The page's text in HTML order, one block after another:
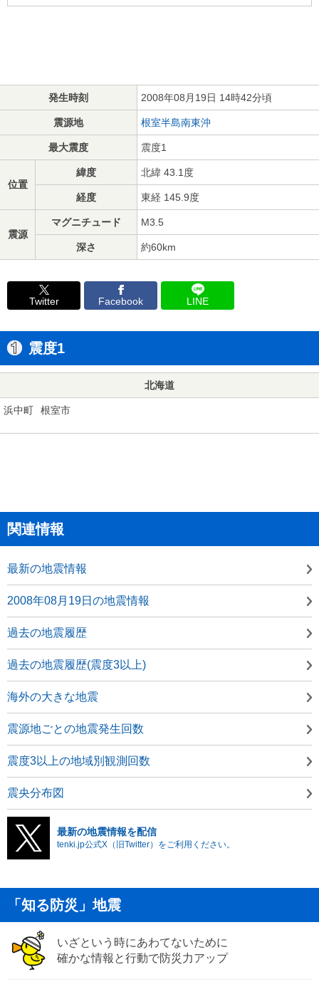
発生時刻 2008年08月19日 14時42分頃
震源地 根室半島南東沖
最大震度 震度1
位置
緯度 北緯 43.1度
経度 東経 145.9度
震源
マグニチュード M3.5
深さ 約60km
Twitter Facebook LINE
震度1
北海道
浜中町 根室市
関連情報
最新の地震情報
2008年08月19日の地震情報
過去の地震履歴
過去の地震履歴(震度3以上)
海外の大きな地震
震源地ごとの地震発生回数
震度3以上の地域別観測回数
震央分布図
最新の地震情報を配信
tenki.jp公式X（旧Twitter）をご利用ください。
「知る防災」地震
いざという時にあわてないために
確かな情報と行動で防災力アップ